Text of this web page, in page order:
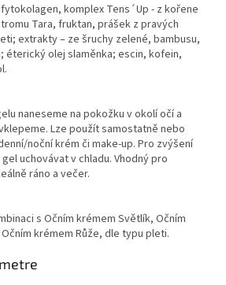
komplex Tens´Up - z kořene
Tara, fruktan, prášek z pravých
extrakty – ze šruchy zelené, bambusu,
éterický olej slaměnka; escin, kofein,
naneseme na pokožku v okolí očí a
Lze použít samostatně nebo
noční krém či make-up. Pro zvýšení
uchovávat v chladu. Vhodný pro
ráno a večer.
s Očním krémem Světlík, Očním
krémem Růže, dle typu pleti.